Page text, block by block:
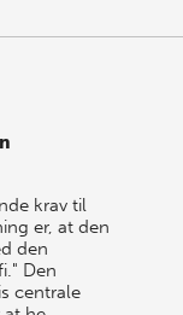
krav til
er, at den
den
Den
centrale